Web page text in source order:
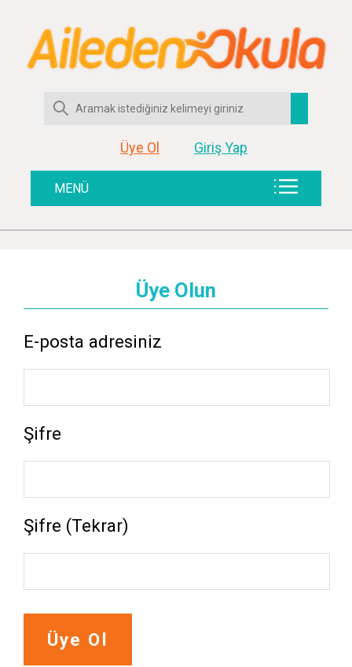
Üye Ol Giriş Yap
MENÜ
Üye Olun
E-posta adresiniz
Şifre
Şifre (Tekrar)
Üye Ol